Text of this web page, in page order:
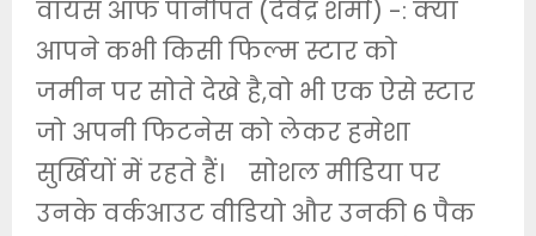
वायस ऑफ पानीपत (देवेंद्र शर्मा) -: क्या
आपने कभी किसी फिल्म स्टार को
जमीन पर सोते देखे है,वो भी एक ऐसे स्टार
जो अपनी फिटनेस को लेकर हमेशा
सुर्खियों में रहते हैं। सोशल मीडिया पर
उनके वर्कआउट वीडियो और उनकी 6 पैक